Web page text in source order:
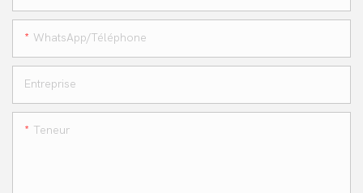
WhatsApp/téléphone
Entreprise
Teneur